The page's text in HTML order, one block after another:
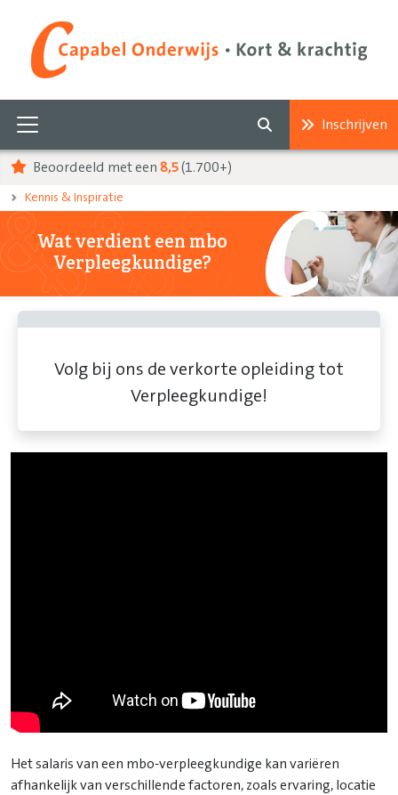
Inschrijven
Beoordeeld met een 8,5(1.700+)
Kennis & Inspiratie
Wat verdient een mbo
Verpleegkundige?
Volg bij ons de verkorte opleiding tot
Verpleegkundige!
Het salaris van een mbo-verpleegkundige kan variëren
afhankelijk van verschillende factoren, zoals ervaring, locatie